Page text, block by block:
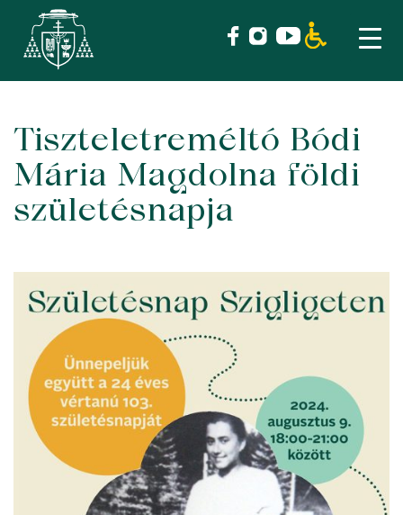
Skip
content
Tiszteletreméltó Bódi
Mária Magdolna földi
születésnapja